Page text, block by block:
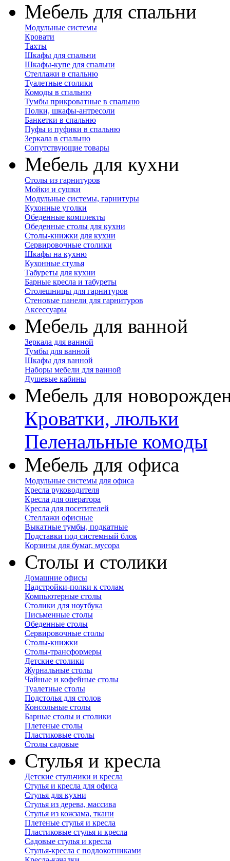
Мебель для спальни
Модульные системы
Кровати
Тахты
Шкафы для спальни
Шкафы-купе для спальни
Стеллажи в спальню
Туалетные столики
Комоды в спальню
Тумбы прикроватные в спальню
Полки, шкафы-антресоли
Банкетки в спальню
Пуфы и пуфики в спальню
Зеркала в спальню
Сопутствующие товары
Мебель для кухни
Столы из гарнитуров
Мойки и сушки
Модульные системы, гарнитуры
Кухонные уголки
Обеденные комплекты
Обеденные столы для кухни
Столы-книжки для кухни
Сервировочные столики
Шкафы на кухню
Кухонные стулья
Табуреты для кухни
Барные кресла и табуреты
Столешницы для гарнитуров
Стеновые панели для гарнитуров
Аксессуары
Мебель для ванной
Зеркала для ванной
Тумбы для ванной
Шкафы для ванной
Наборы мебели для ванной
Душевые кабины
Мебель для
Кроватки, люльки
Пеленальные комоды
Мебель для офиса
Модульные системы для офиса
Кресла руководителя
Кресла для оператора
Кресла для посетителей
Стеллажи офисные
Выкатные тумбы, подкатные
Подставки под системный блок
Корзины для бумаг, мусора
Столы и столики
Домашние офисы
Надстройки-полки к столам
Компьютерные столы
Столики для ноутбука
Письменные столы
Обеденные столы
Сервировочные столы
Столы-книжки
Столы-трансформеры
Детские столики
Журнальные столы
Чайные и кофейные столы
Туалетные столы
Подстолья для столов
Консольные столы
Барные столы и столики
Плетеные столы
Пластиковые столы
Столы садовые
Стулья и кресла
Детские стульчики и кресла
Стулья и кресла для офиса
Стулья для кухни
Стулья из дерева, массива
Стулья из кожзама, ткани
Плетеные стулья и кресла
Пластиковые стулья и кресла
Садовые стулья и кресла
Стулья-кресла с подлокотниками